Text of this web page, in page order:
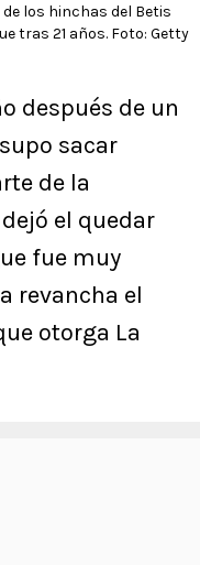
los hinchas del Betis
tras 21 años. Foto: Getty
después de un
sacar
de la
el quedar
fue muy
revancha el
otorga La